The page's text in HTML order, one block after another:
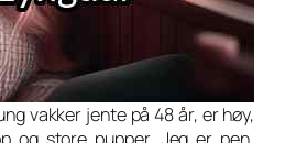
vakker jente på 48 år, er høy,